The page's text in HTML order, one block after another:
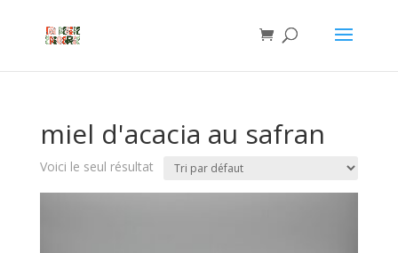
miel d'acacia au safran
Voici le seul résultat